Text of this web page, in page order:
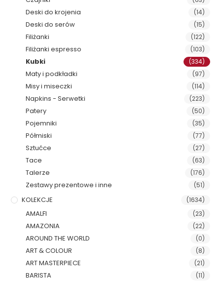
Deski do krojenia (14)
Deski do serów (15)
Filiżanki (122)
Filiżanki espresso (103)
Kubki (334)
Maty i podkładki (97)
Misy i miseczki (114)
Napkins - Serwetki (223)
Patery (50)
Pojemniki (35)
Półmiski (77)
Sztućce (27)
Tace (63)
Talerze (176)
Zestawy prezentowe i inne (51)
KOLEKCJE (1634)
AMALFI (23)
AMAZONIA (22)
AROUND THE WORLD (0)
ART & COLOUR (8)
ART MASTERPIECE (21)
BARISTA (11)